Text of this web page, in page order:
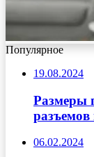
Популярное
19.08.2024
Размеры
06.02.2024